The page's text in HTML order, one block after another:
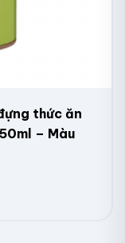
thức ăn
– Màu